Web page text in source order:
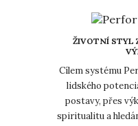
ŽIVOTNÍ STYL
Cílem systému
lidského
postavy, přes
spiritualitu a